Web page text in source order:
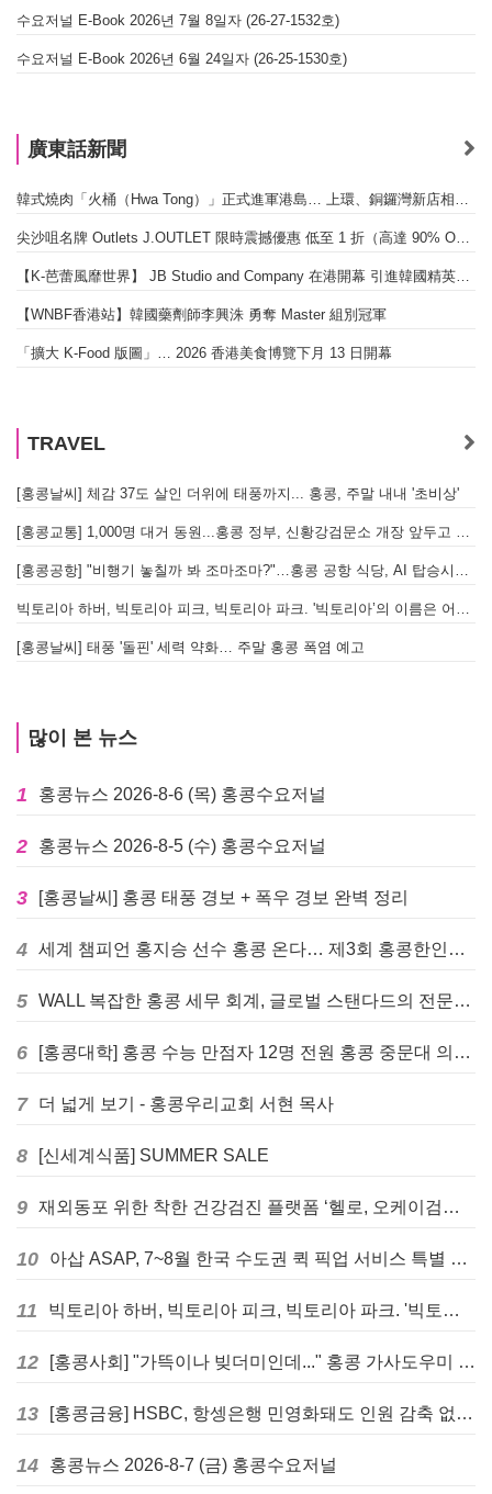
수요저널 E-Book 2026년 7월 8일자 (26-27-1532호)
수요저널 E-Book 2026년 6월 24일자 (26-25-1530호)
廣東話新聞
韓式燒肉「火桶（Hwa Tong）」正式進軍港島… 上環、銅鑼灣新店相繼開幕
尖沙咀名牌 Outlets J.OUTLET 限時震撼優惠 低至 1 折（高達 90% OFF）
【K-芭蕾風靡世界】 JB Studio and Company 在港開幕 引進韓國精英芭蕾教育系統
【WNBF香港站】韓國藥劑師李興洙 勇奪 Master 組別冠軍
「擴大 K-Food 版圖」… 2026 香港美食博覽下月 13 日開幕
TRAVEL
[홍콩날씨] 체감 37도 살인 더위에 태풍까지... 홍콩, 주말 내내 '초비상'
[홍콩교통] 1,000명 대거 동원...홍콩 정부, 신황강검문소 개장 앞두고 실전 훈련 돌입
[홍콩공항] "비행기 놓칠까 봐 조마조마?"…홍콩 공항 식당, AI 탑승시간 계산해 메뉴 추천해 준다
빅토리아 하버, 빅토리아 피크, 빅토리아 파크. '빅토리아’의 이름은 어떻게 온 걸까? - [이승권 원장의 생활칼럼]
[홍콩날씨] 태풍 '돌핀' 세력 약화… 주말 홍콩 폭염 예고
많이 본 뉴스
1 홍콩뉴스 2026-8-6 (목) 홍콩수요저널
2 홍콩뉴스 2026-8-5 (수) 홍콩수요저널
3 [홍콩날씨] 홍콩 태풍 경보 + 폭우 경보 완벽 정리
4 세계 챔피언 홍지승 선수 홍콩 온다… 제3회 홍콩한인팔씨름대회 9월 12일 개최
5 WALL 복잡한 홍콩 세무 회계, 글로벌 스탠다드의 전문가들이 답을 드립니다! - 법인설립, 회계, 감사
6 [홍콩대학] 홍콩 수능 만점자 12명 전원 홍콩 중문대 의대 진학
7 더 넓게 보기 - 홍콩우리교회 서현 목사
8 [신세계식품] SUMMER SALE
9 재외동포 위한 착한 건강검진 플랫폼 ‘헬로, 오케이검진’ 서비스 개시
10 아삽 ASAP, 7~8월 한국 수도권 퀵 픽업 서비스 특별 프로모션 실시
11 빅토리아 하버, 빅토리아 피크, 빅토리아 파크. '빅토리아’의 이름은 어떻게 온 걸까? - [이승권 원장의 생활칼럼]
12 [홍콩사회] "가뜩이나 빚더미인데..." 홍콩 가사도우미 대출 전면 금지 촉구
13 [홍콩금융] HSBC, 항셍은행 민영화돼도 인원 감축 없다... 독립 브랜드 유지
14 홍콩뉴스 2026-8-7 (금) 홍콩수요저널